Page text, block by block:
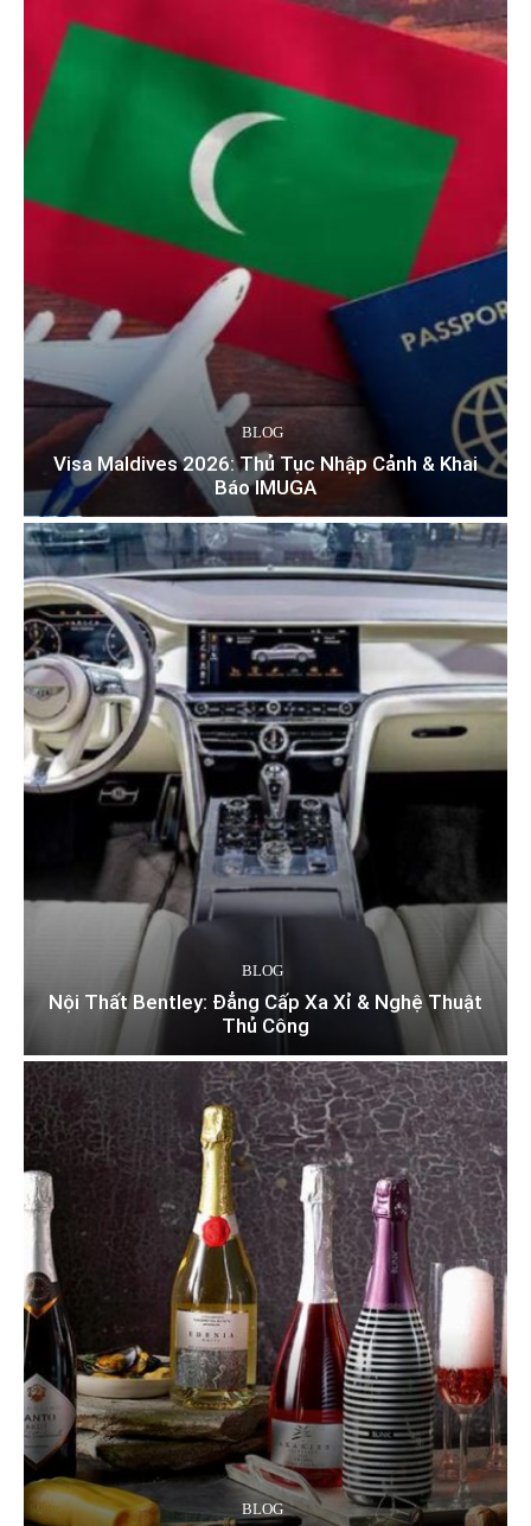
BLOG
Visa Maldives 2026: Thủ Tục Nhập Cảnh & Khai
Báo IMUGA
BLOG
Nội Thất Bentley: Đẳng Cấp Xa Xỉ & Nghệ Thuật
Thủ Công
BLOG